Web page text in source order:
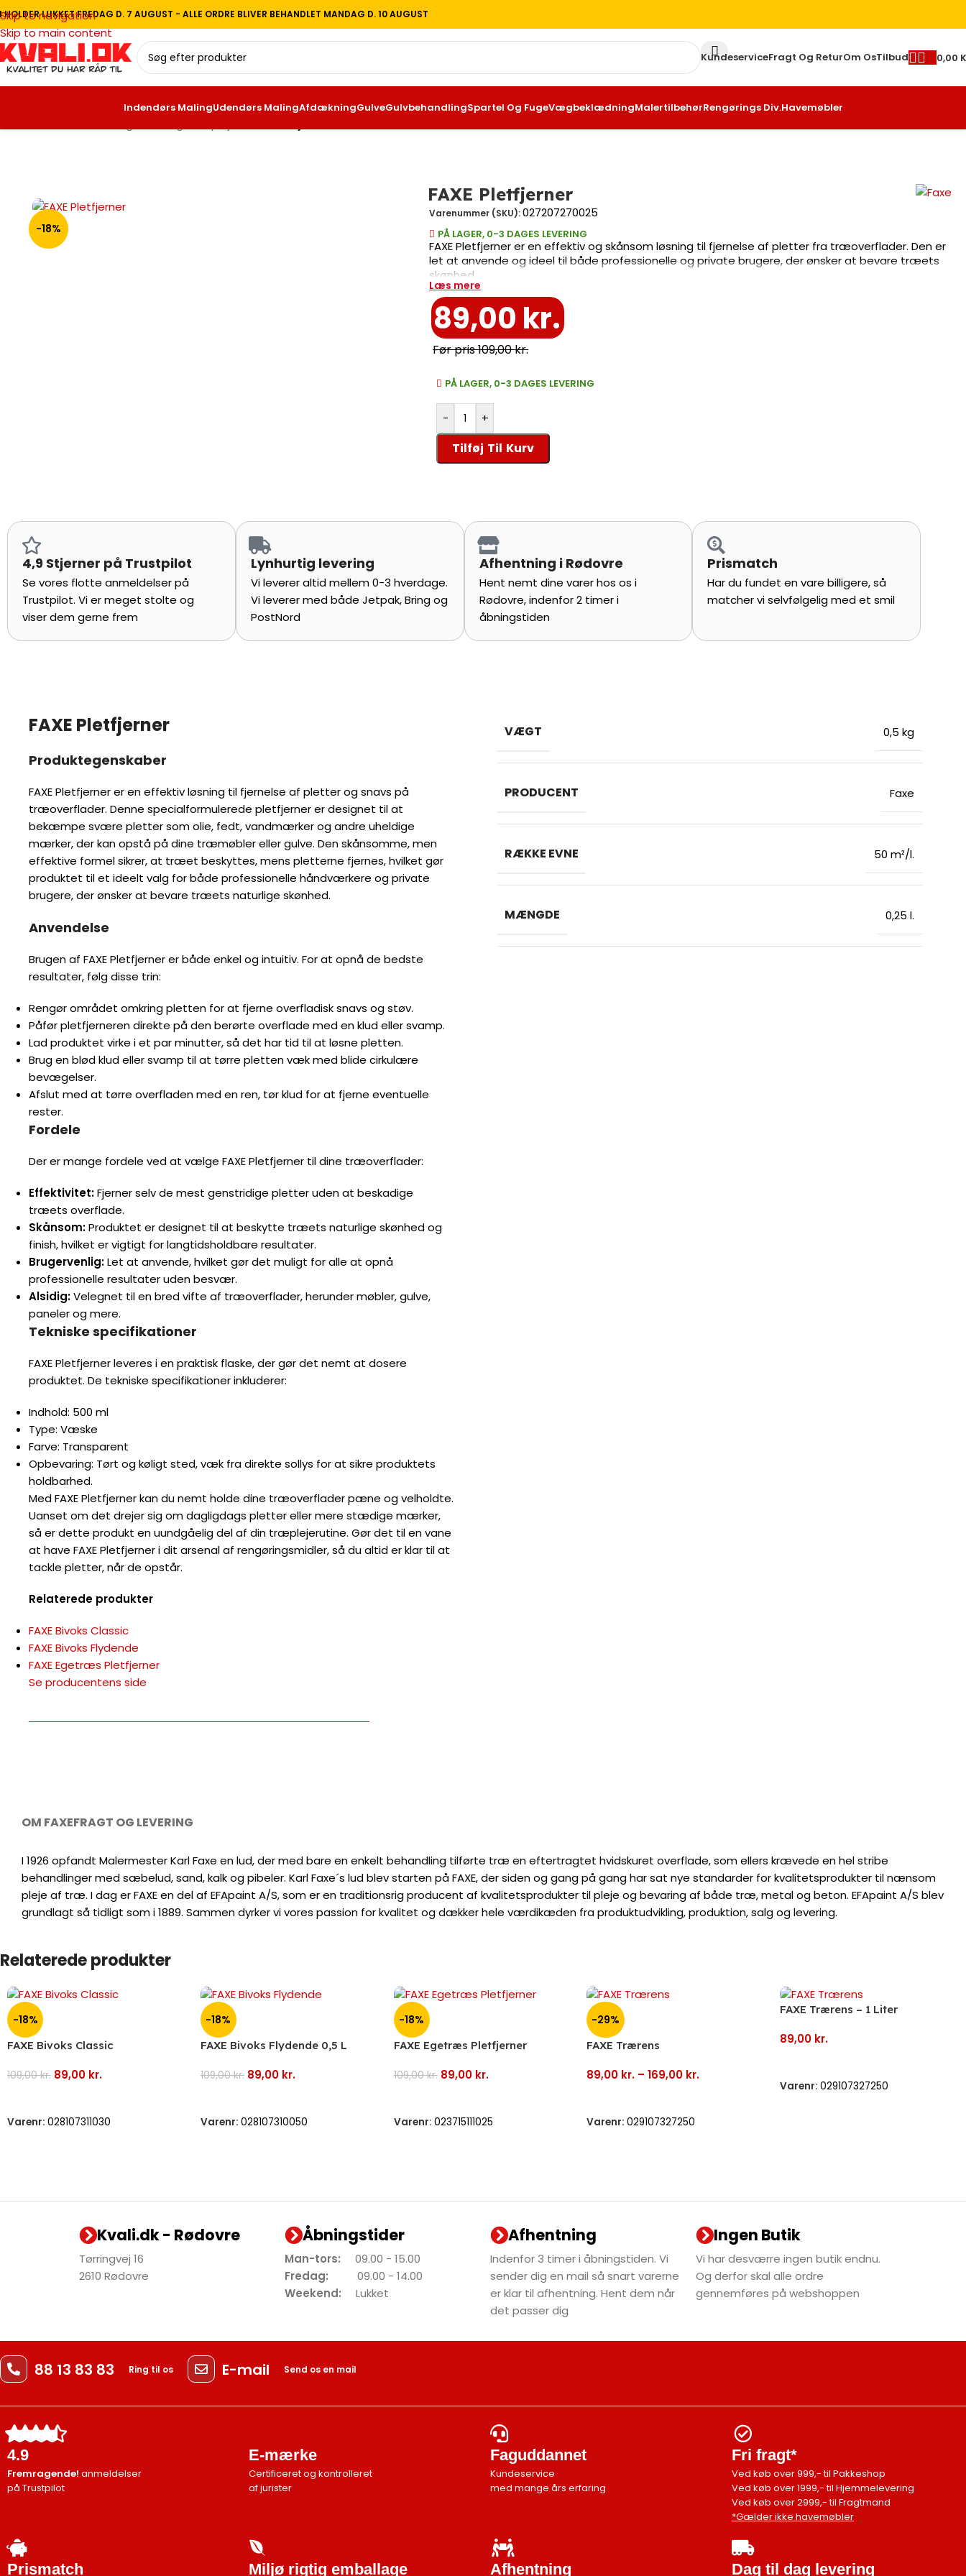
Skip to navigation
Skip to main content
HOLDER LUKKET FREDAG D. 7 AUGUST - ALLE ORDRE BLIVER BEHANDLET MANDAG D. 10 AUGUST
KundeserviceFragt Og ReturOm OsTilbud 0,00
Indendørs MalingUdendørs MalingAfdækningGulveGulvbehandlingSpartel Og FugeVægbeklædningMalertilbehørRengørings Div.Havemøbler
-18%
FAXE Pletfjerner
Varenummer (SKU):027207270025
PÅ LAGER, 0-3 DAGES LEVERING
FAXE Pletfjerner er en effektiv og skånsom løsning til fjernelse af pletter fra træoverflader. Den er
let at anvende og ideel til både professionelle og private brugere, der ønsker at bevare træets
skønhed.
Læs mere
89,00 kr.
109,00kr.
PÅ LAGER, 0-3 DAGES LEVERING
- +
Tilføj Til Kurv
4,9 Stjerner på Trustpilot
Se vores flotte anmeldelser på
Trustpilot. Vi er meget stolte og
viser dem gerne frem
Lynhurtig levering
Vi leverer altid mellem 0-3 hverdage.
Vi leverer med både Jetpak, Bring og
PostNord
Afhentning i Rødovre
Hent nemt dine varer hos os i
Rødovre, indenfor 2 timer i
åbningstiden
Prismatch
Har du fundet en vare billigere, så
matcher vi selvfølgelig med et smil
FAXE Pletfjerner
Produktegenskaber
FAXE Pletfjerner er en effektiv løsning til fjernelse af pletter og snavs på
træoverflader. Denne specialformulerede pletfjerner er designet til at
bekæmpe svære pletter som olie, fedt, vandmærker og andre uheldige
mærker, der kan opstå på dine træmøbler eller gulve. Den skånsomme, men
effektive formel sikrer, at træet beskyttes, mens pletterne fjernes, hvilket gør
produktet til et ideelt valg for både professionelle håndværkere og private
brugere, der ønsker at bevare træets naturlige skønhed.
Anvendelse
Brugen af FAXE Pletfjerner er både enkel og intuitiv. For at opnå de bedste
resultater, følg disse trin:
Rengør området omkring pletten for at fjerne overfladisk snavs og støv.
Påfør pletfjerneren direkte på den berørte overflade med en klud eller svamp.
Lad produktet virke i et par minutter, så det har tid til at løsne pletten.
Brug en blød klud eller svamp til at tørre pletten væk med blide cirkulære
bevægelser.
Afslut med at tørre overfladen med en ren, tør klud for at fjerne eventuelle
rester.
Fordele
Der er mange fordele ved at vælge FAXE Pletfjerner til dine træoverflader:
Effektivitet:Fjerner selv de mest genstridige pletter uden at beskadige
træets overflade.
Skånsom:Produktet er designet til at beskytte træets naturlige skønhed og
finish, hvilket er vigtigt for langtidsholdbare resultater.
Brugervenlig:Let at anvende, hvilket gør det muligt for alle at opnå
professionelle resultater uden besvær.
Alsidig:Velegnet til en bred vifte af træoverflader, herunder møbler, gulve,
paneler og mere.
Tekniske specifikationer
FAXE Pletfjerner leveres i en praktisk flaske, der gør det nemt at dosere
produktet. De tekniske specifikationer inkluderer:
Indhold: 500 ml
Type: Væske
Farve: Transparent
Opbevaring: Tørt og køligt sted, væk fra direkte sollys for at sikre produktets
holdbarhed.
Med FAXE Pletfjerner kan du nemt holde dine træoverflader pæne og velholdte.
Uanset om det drejer sig om dagligdags pletter eller mere stædige mærker,
så er dette produkt en uundgåelig del af din træplejerutine. Gør det til en vane
at have FAXE Pletfjerner i dit arsenal af rengøringsmidler, så du altid er klar til at
tackle pletter, når de opstår.
Relaterede produkter
FAXE Bivoks Classic
FAXE Bivoks Flydende
FAXE Egetræs Pletfjerner
Se producentens side
VÆGT 0,5 kg
PRODUCENT Faxe
RÆKKE EVNE 50 m²/l.
MÆNGDE 0,25 l.
OM FAXEFRAGT OG LEVERING
I 1926 opfandt Malermester Karl Faxe en lud, der med bare en enkelt behandling tilførte træ en eftertragtet hvidskuret overflade, som ellers krævede en hel stribe
behandlinger med sæbelud, sand, kalk og pibeler. Karl Faxe´s lud blev starten på FAXE, der siden og gang på gang har sat nye standarder for kvalitetsprodukter til nænsom
pleje af træ. I dag er FAXE en del af EFApaint A/S, som er en traditionsrig producent af kvalitetsprodukter til pleje og bevaring af både træ, metal og beton. EFApaint A/S blev
grundlagt så tidligt som i 1889. Sammen dyrker vi vores passion for kvalitet og dækker hele værdikæden fra produktudvikling, produktion, salg og levering.
Relaterede produkter
-18%
FAXE Bivoks Classic
109,00kr. 89,00 kr.
Varenr: 028107311030
-18%
FAXE Bivoks Flydende 0,5 L
109,00kr. 89,00 kr.
Varenr: 028107310050
-18%
FAXE Egetræs Pletfjerner
109,00kr. 89,00 kr.
Varenr: 023715111025
-29%
FAXE Trærens
89,00 kr. – 169,00 kr.
Varenr:029107327250
FAXE Trærens – 1 Liter
89,00 kr.
Varenr:029107327250
Kvali.dk - Rødovre
Tørringvej 16
2610 Rødovre
Åbningstider
Man-tors: 09.00 - 15.00
Fredag: 09.00 - 14.00
Weekend: Lukket
Afhentning
Indenfor 3 timer i åbningstiden. Vi
sender dig en mail så snart varerne
er klar til afhentning. Hent dem når
det passer dig
Ingen Butik
Vi har desværre ingen butik endnu.
Og derfor skal alle ordre
gennemføres på webshoppen
88 13 83 83 Ring til os E-mail Send os en mail
4.9
Fremragende! anmeldelser
på Trustpilot
E-mærke
Certificeret og kontrolleret
af jurister
Faguddannet
Kundeservice
med mange års erfaring
Fri fragt*
Ved køb over 999,- til Pakkeshop
Ved køb over 1999,- til Hjemmelevering
Ved køb over 2999,- til Fragtmand
*Gælder ikke havemøbler
Prismatch Miljø rigtig emballage Afhentning Dag til dag levering